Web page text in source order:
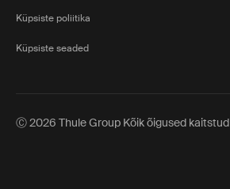
Küpsiste poliitika
Küpsiste seaded
Ⓒ 2026 Thule Group Kõik õigused kaitstud